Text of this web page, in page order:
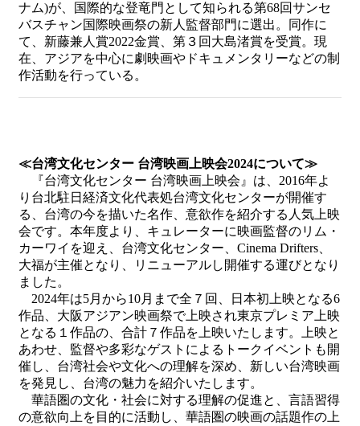
ナム)が、国際的な登竜門として知られる第68回サンセ
バスチャン国際映画祭の新人監督部門に選出。同作に
て、新藤兼人賞2022金賞、第３回大島渚賞を受賞。現
在、アジアを中心に劇映画やドキュメンタリーなどの制
作活動を行っている。
≪台湾文化センター 台湾映画上映会2024について≫
『台湾文化センター 台湾映画上映会』は、2016年よ
り台北駐日経済文化代表処台湾文化センターが開催す
る、台湾の今を描いた名作、意欲作を紹介する人気上映
会です。本年度より、キュレーターに映画監督のリム・
カーワイを迎え、台湾文化センター、Cinema Drifters、
大福が主催となり、リニューアルし開催する運びとなり
ました。
2024年は5月から10月まで全７回、日本初上映となる6
作品、大阪アジアン映画祭で上映され東京プレミア上映
となる１作品の、合計７作品を上映いたします。上映と
あわせ、監督や多彩なゲストによるトークイベントも開
催し、台湾社会や文化への理解を深め、新しい台湾映画
を発見し、台湾の魅力を紹介いたします。
華語圏の文化・社会に対する理解の促進と、言語習得
の意欲向上を目的に活動し、華語圏の映画の話題作の上